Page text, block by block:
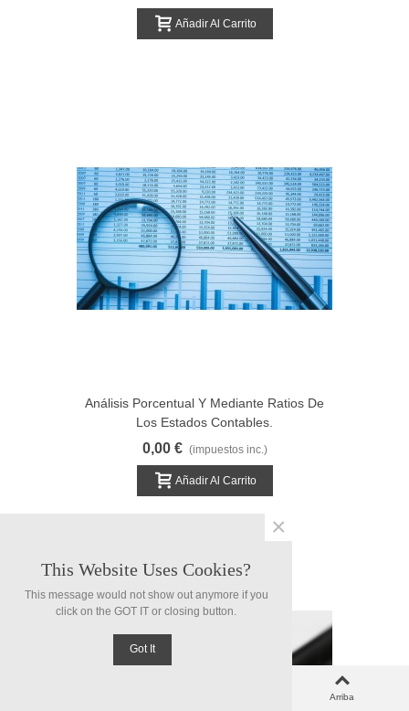
Añadir Al Carrito
Análisis Porcentual Y Mediante Ratios De
Los Estados Contables.
0,00 € (impuestos inc.)
Añadir Al Carrito
Arriba
This Website Uses Cookies?
This message would not show out anymore if you
click on the GOT IT or closing button.
Got It
×